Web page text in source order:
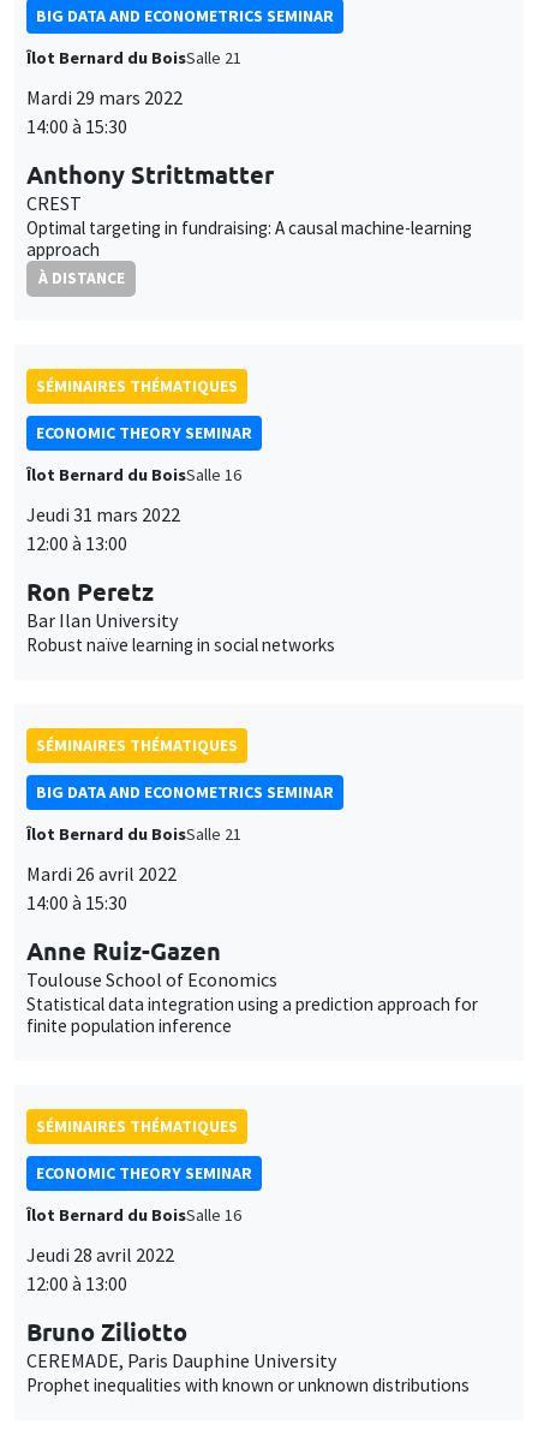
BIG DATA AND ECONOMETRICS SEMINAR
Îlot Bernard du BoisSalle 21
Mardi 29 mars 2022
14:00 à 15:30
Anthony Strittmatter
CREST
Optimal targeting in fundraising: A causal machine-learning
approach
À DISTANCE
SÉMINAIRES THÉMATIQUES
ECONOMIC THEORY SEMINAR
Îlot Bernard du BoisSalle 16
Jeudi 31 mars 2022
12:00 à 13:00
Ron Peretz
Bar Ilan University
Robust naïve learning in social networks
SÉMINAIRES THÉMATIQUES
BIG DATA AND ECONOMETRICS SEMINAR
Îlot Bernard du BoisSalle 21
Mardi 26 avril 2022
14:00 à 15:30
Anne Ruiz-Gazen
Toulouse School of Economics
Statistical data integration using a prediction approach for
finite population inference
SÉMINAIRES THÉMATIQUES
ECONOMIC THEORY SEMINAR
Îlot Bernard du BoisSalle 16
Jeudi 28 avril 2022
12:00 à 13:00
Bruno Ziliotto
CEREMADE, Paris Dauphine University
Prophet inequalities with known or unknown distributions